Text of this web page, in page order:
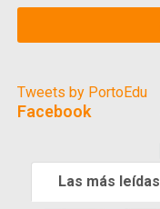
Tweets by PortoEdu
Facebook
Las más leídas